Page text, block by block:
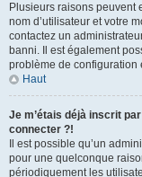
Plusieurs raisons peuvent
nom d’utilisateur et votre
contactez un
banni. Il est également
problème de configuration
Haut
Je m’étais déjà inscrit
connecter ?!
Il est possible qu’un
pour une quelconque
périodiquement les